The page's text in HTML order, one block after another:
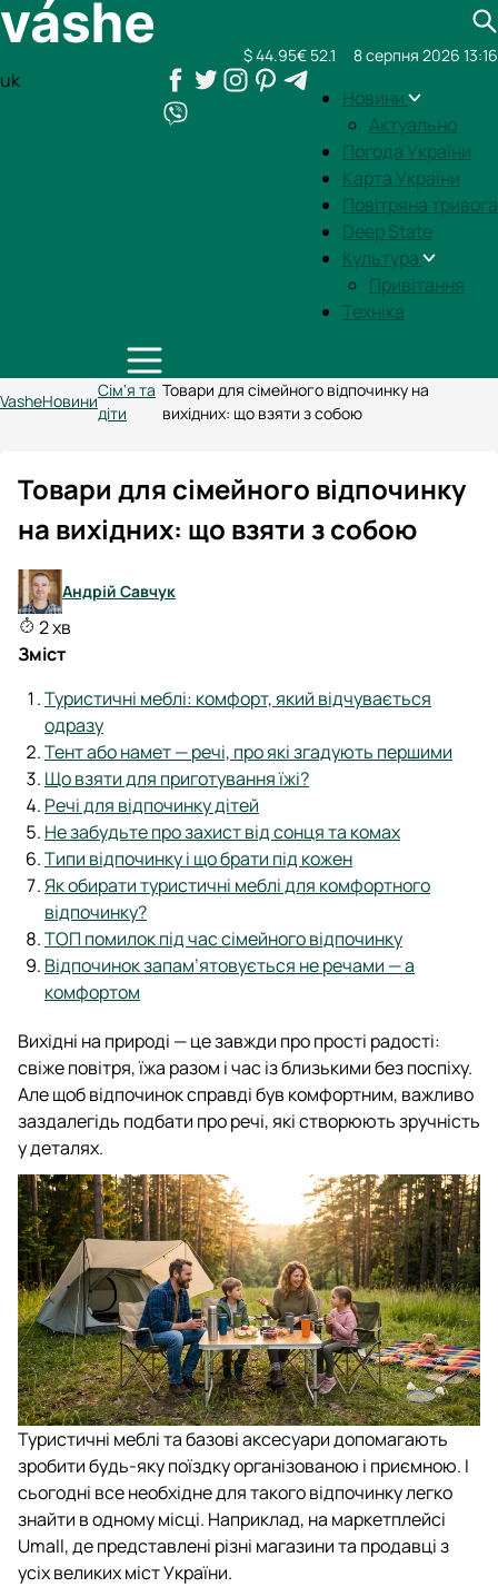
uk
Новини
Актуально
Погода України
Карта України
Повітряна тривога
Deep State
Культура
Привітання
Техніка
$ 44.95€ 52.1 8 серпня 2026 13:16
VasheНовини
Сім'я та
діти
Товари для сімейного відпочинку на
вихідних: що взяти з собою
Товари для сімейного відпочинку
на вихідних: що взяти з собою
Андрій Савчук
2 хв
Зміст
Туристичні меблі: комфорт, який відчувається
одразу
Тент або намет — речі, про які згадують першими
Що взяти для приготування їжі?
Речі для відпочинку дітей
Не забудьте про захист від сонця та комах
Типи відпочинку і що брати під кожен
Як обирати туристичні меблі для комфортного
відпочинку?
ТОП помилок під час сімейного відпочинку
Відпочинок запам’ятовується не речами — а
комфортом
Вихідні на природі — це завжди про прості радості:
свіже повітря, їжа разом і час із близькими без поспіху.
Але щоб відпочинок справді був комфортним, важливо
заздалегідь подбати про речі, які створюють зручність
у деталях.
Туристичні меблі та базові аксесуари допомагають
зробити будь-яку поїздку організованою і приємною. І
сьогодні все необхідне для такого відпочинку легко
знайти в одному місці. Наприклад, на маркетплейсі
Umall, де представлені різні магазини та продавці з
усіх великих міст України.